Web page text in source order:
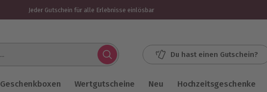
Jeder Gutschein für alle Erlebnisse einlösbar
Du hast einen Gutschein?
Geschenkboxen Wertgutscheine Neu Hochzeitsgeschenke